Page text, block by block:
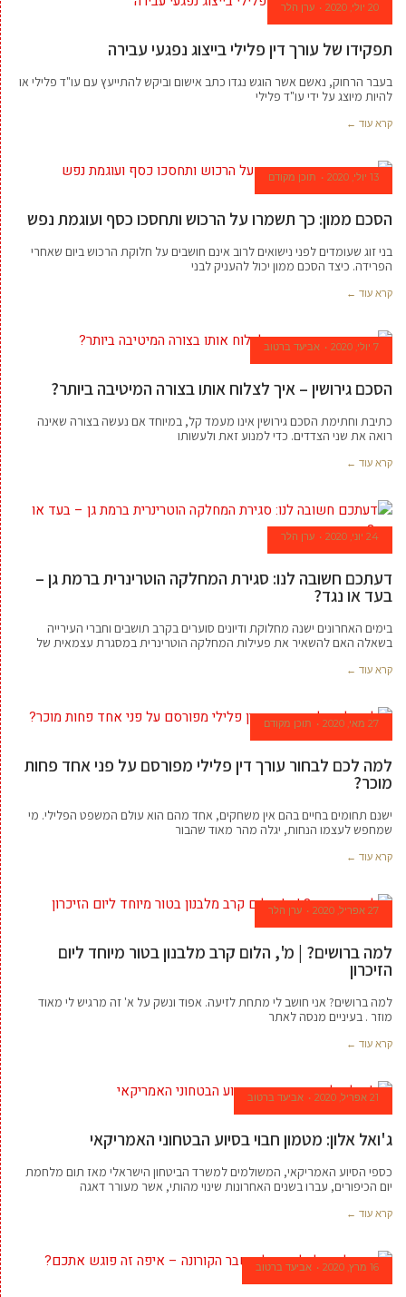
20 יולי, 2020 ערן הלר
תפקידו של עורך דין פלילי בייצוג נפגעי עבירה
בעבר הרחוק, נאשם אשר הוגש נגדו כתב אישום וביקש להתייעץ עם עו"ד פלילי או
להיות מיוצג על ידי עו"ד פלילי
קרא עוד ←
13 יולי, 2020 תוכן מקודם
הסכם ממון: כך תשמרו על הרכוש ותחסכו כסף ועוגמת נפש
בני זוג שעומדים לפני נישואים לרוב אינם חושבים על חלוקת הרכוש ביום שאחרי
הפרידה. כיצד הסכם ממון יכול להעניק לבני
קרא עוד ←
7 יולי, 2020 אביעד ברטוב
הסכם גירושין – איך לצלוח אותו בצורה המיטיבה ביותר?
כתיבת וחתימת הסכם גירושין אינו מעמד קל, במיוחד אם נעשה בצורה שאינה
רואה את שני הצדדים. כדי למנוע זאת ולעשותו
קרא עוד ←
24 יוני, 2020 ערן הלר
דעתכם חשובה לנו: סגירת המחלקה הוטרינרית ברמת גן –
בעד או נגד?
בימים האחרונים ישנה מחלוקת ודיונים סוערים בקרב תושבים וחברי העירייה
בשאלה האם להשאיר את פעילות המחלקה הוטרינרית במסגרת עצמאית של
קרא עוד ←
27 מאי, 2020 תוכן מקודם
למה לכם לבחור עורך דין פלילי מפורסם על פני אחד פחות
מוכר?
ישנם תחומים בחיים בהם אין משחקים, אחד מהם הוא עולם המשפט הפלילי. מי
שמחפש לעצמו הנחות, יגלה מהר מאוד שהבור
קרא עוד ←
27 אפריל, 2020 ערן הלר
למה ברושים? | מ', הלום קרב מלבנון בטור מיוחד ליום
הזיכרון
למה ברושים? אני חושב לי מתחת לזיעה. אפוד ונשק על א' זה מרגיש לי מאוד
מוזר . בעיניים מנסה לאתר
קרא עוד ←
21 אפריל, 2020 אביעד ברטוב
ג'ואל אלון: מטמון חבוי בסיוע הבטחוני האמריקאי
כספי הסיוע האמריקאי, המשולמים למשרד הביטחון הישראלי מאז תום מלחמת
יום הכיפורים, עברו בשנים האחרונות שינוי מהותי, אשר מעורר דאגה
קרא עוד ←
16 מרץ, 2020 אביעד ברטוב